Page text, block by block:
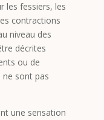
les fessiers, les
contractions
niveau des
décrites
ou de
ne sont pas
une sensation